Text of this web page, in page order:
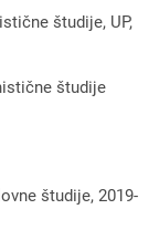
študije, UP,
študije
študije, 2019-